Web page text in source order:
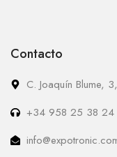
Contacto
C. Joaquín Blume,
+34 958 25 38 24